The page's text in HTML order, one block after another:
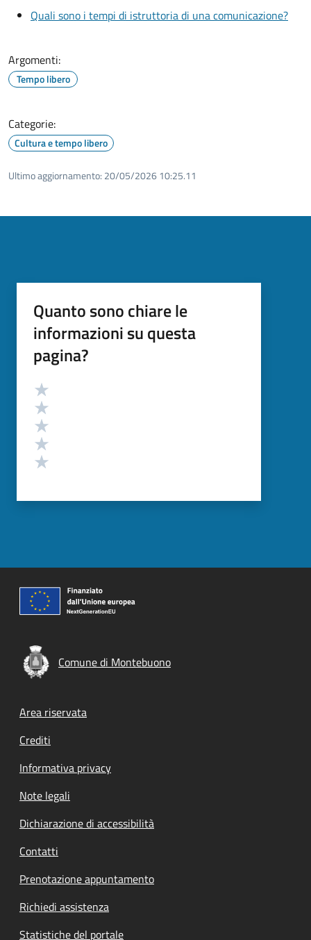
Quali sono i tempi di istruttoria di una comunicazione?
Argomenti:
Tempo libero
Categorie:
Cultura e tempo libero
Ultimo aggiornamento: 20/05/2026 10:25.11
Quanto sono chiare le
informazioni su questa
pagina?
Valutazione
Comune di Montebuono
Footer menu
Area riservata
Crediti
Informativa privacy
Note legali
Dichiarazione di accessibilità
Contatti
Prenotazione appuntamento
Richiedi assistenza
Statistiche del portale